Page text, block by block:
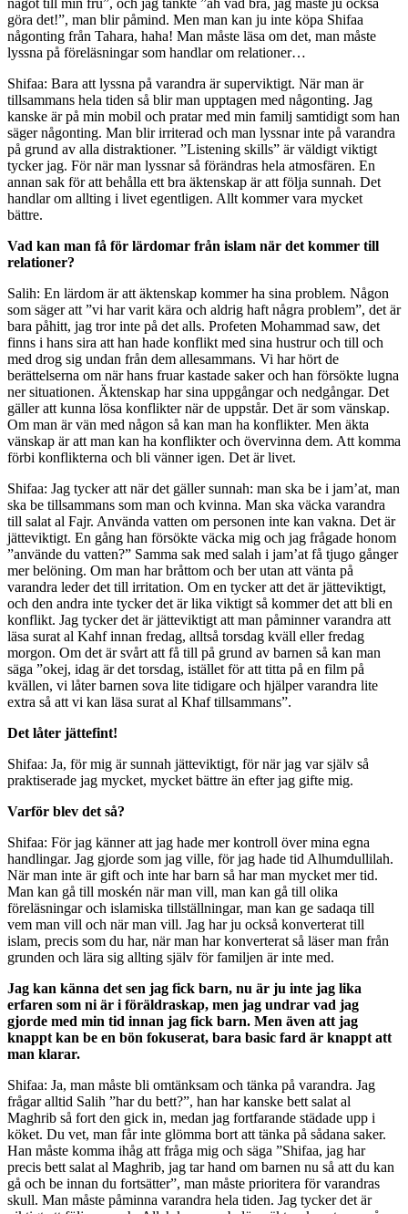
något till min fru”, och jag tänkte ”åh vad bra, jag måste ju också
göra det!”, man blir påmind. Men man kan ju inte köpa Shifaa
någonting från Tahara, haha! Man måste läsa om det, man måste
lyssna på föreläsningar som handlar om relationer…
Shifaa: Bara att lyssna på varandra är superviktigt. När man är
tillsammans hela tiden så blir man upptagen med någonting. Jag
kanske är på min mobil och pratar med min familj samtidigt som han
säger någonting. Man blir irriterad och man lyssnar inte på varandra
på grund av alla distraktioner. ”Listening skills” är väldigt viktigt
tycker jag. För när man lyssnar så förändras hela atmosfären. En
annan sak för att behålla ett bra äktenskap är att följa sunnah. Det
handlar om allting i livet egentligen. Allt kommer vara mycket
bättre.
Vad kan man få för lärdomar från islam när det kommer till
relationer?
Salih: En lärdom är att äktenskap kommer ha sina problem. Någon
som säger att ”vi har varit kära och aldrig haft några problem”, det är
bara påhitt, jag tror inte på det alls. Profeten Mohammad saw, det
finns i hans sira att han hade konflikt med sina hustrur och till och
med drog sig undan från dem allesammans. Vi har hört de
berättelserna om när hans fruar kastade saker och han försökte lugna
ner situationen. Äktenskap har sina uppgångar och nedgångar. Det
gäller att kunna lösa konflikter när de uppstår. Det är som vänskap.
Om man är vän med någon så kan man ha konflikter. Men äkta
vänskap är att man kan ha konflikter och övervinna dem. Att komma
förbi konflikterna och bli vänner igen. Det är livet.
Shifaa: Jag tycker att när det gäller sunnah: man ska be i jam’at, man
ska be tillsammans som man och kvinna. Man ska väcka varandra
till salat al Fajr. Använda vatten om personen inte kan vakna. Det är
jätteviktigt. En gång han försökte väcka mig och jag frågade honom
”använde du vatten?” Samma sak med salah i jam’at få tjugo gånger
mer belöning. Om man har bråttom och ber utan att vänta på
varandra leder det till irritation. Om en tycker att det är jätteviktigt,
och den andra inte tycker det är lika viktigt så kommer det att bli en
konflikt. Jag tycker det är jätteviktigt att man påminner varandra att
läsa surat al Kahf innan fredag, alltså torsdag kväll eller fredag
morgon. Om det är svårt att få till på grund av barnen så kan man
säga ”okej, idag är det torsdag, istället för att titta på en film på
kvällen, vi låter barnen sova lite tidigare och hjälper varandra lite
extra så att vi kan läsa surat al Khaf tillsammans”.
Det låter jättefint!
Shifaa: Ja, för mig är sunnah jätteviktigt, för när jag var själv så
praktiserade jag mycket, mycket bättre än efter jag gifte mig.
Varför blev det så?
Shifaa: För jag känner att jag hade mer kontroll över mina egna
handlingar. Jag gjorde som jag ville, för jag hade tid Alhumdullilah.
När man inte är gift och inte har barn så har man mycket mer tid.
Man kan gå till moskén när man vill, man kan gå till olika
föreläsningar och islamiska tillställningar, man kan ge sadaqa till
vem man vill och när man vill. Jag har ju också konverterat till
islam, precis som du har, när man har konverterat så läser man från
grunden och lära sig allting själv för familjen är inte med.
Jag kan känna det sen jag fick barn, nu är ju inte jag lika
erfaren som ni är i föräldraskap, men jag undrar vad jag
gjorde med min tid innan jag fick barn. Men även att jag
knappt kan be en bön fokuserat, bara basic fard är knappt att
man klarar.
Shifaa: Ja, man måste bli omtänksam och tänka på varandra. Jag
frågar alltid Salih ”har du bett?”, han har kanske bett salat al
Maghrib så fort den gick in, medan jag fortfarande städade upp i
köket. Du vet, man får inte glömma bort att tänka på sådana saker.
Han måste komma ihåg att fråga mig och säga ”Shifaa, jag har
precis bett salat al Maghrib, jag tar hand om barnen nu så att du kan
gå och be innan du fortsätter”, man måste prioritera för varandras
skull. Man måste påminna varandra hela tiden. Jag tycker det är